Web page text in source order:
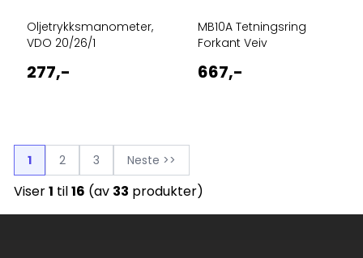
Oljetrykksmanometer,
VDO 20/26/1
277,-
MB10A Tetningsring
Forkant Veiv
667,-
1 2 3 Neste >>
Viser1 til16 (av 33 produkter)